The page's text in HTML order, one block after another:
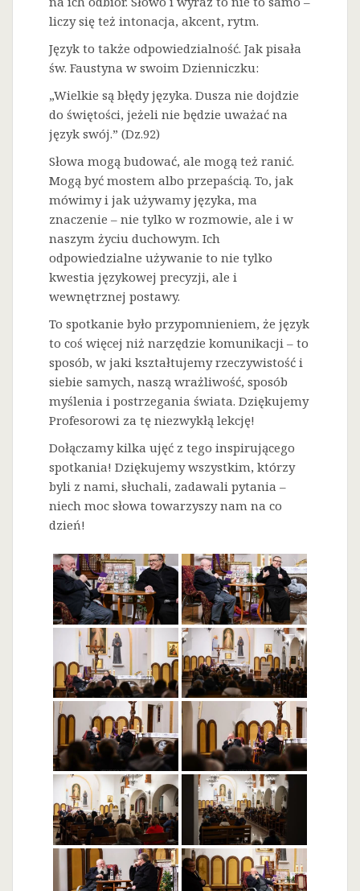
liczy się też intonacja, akcent, rytm.
Język to także odpowiedzialność. Jak pisała
św. Faustyna w swoim Dzienniczku:
„Wielkie są błędy języka. Dusza nie dojdzie
do świętości, jeżeli nie będzie uważać na
język swój.” (Dz.92)
Słowa mogą budować, ale mogą też ranić.
Mogą być mostem albo przepaścią. To, jak
mówimy i jak używamy języka, ma
znaczenie – nie tylko w rozmowie, ale i w
naszym życiu duchowym. Ich
odpowiedzialne używanie to nie tylko
kwestia językowej precyzji, ale i
wewnętrznej postawy.
To spotkanie było przypomnieniem, że język
to coś więcej niż narzędzie komunikacji – to
sposób, w jaki kształtujemy rzeczywistość i
siebie samych, naszą wrażliwość, sposób
myślenia i postrzegania świata. Dziękujemy
Profesorowi za tę niezwykłą lekcję!
Dołączamy kilka ujęć z tego inspirującego
spotkania! Dziękujemy wszystkim, którzy
byli z nami, słuchali, zadawali pytania –
niech moc słowa towarzyszy nam na co
dzień!